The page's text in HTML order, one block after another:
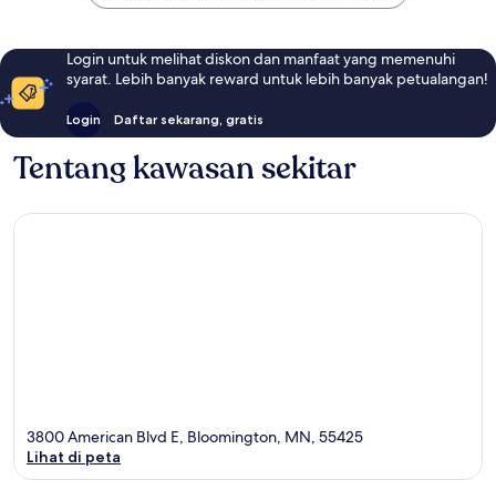
Login untuk melihat diskon dan manfaat yang memenuhi
syarat. Lebih banyak reward untuk lebih banyak petualangan!
Login Daftar sekarang, gratis
Tentang kawasan sekitar
3800 American Blvd E, Bloomington, MN, 55425
Lihat di peta